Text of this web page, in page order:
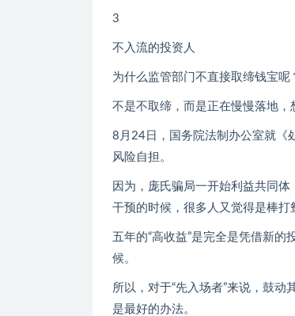
3
不入流的投资人
为什么监管部门不直接取缔钱宝呢
不是不取缔，而是正在慢慢落地，
8月24日，国务院法制办公室就《
风险自担。
因为，庞氏骗局一开始利益共同
干预的时候，很多人又觉得是棒打
五年的“高收益”是完全是凭借新的
候。
所以，对于“先入场者”来说，鼓
是最好的办法。